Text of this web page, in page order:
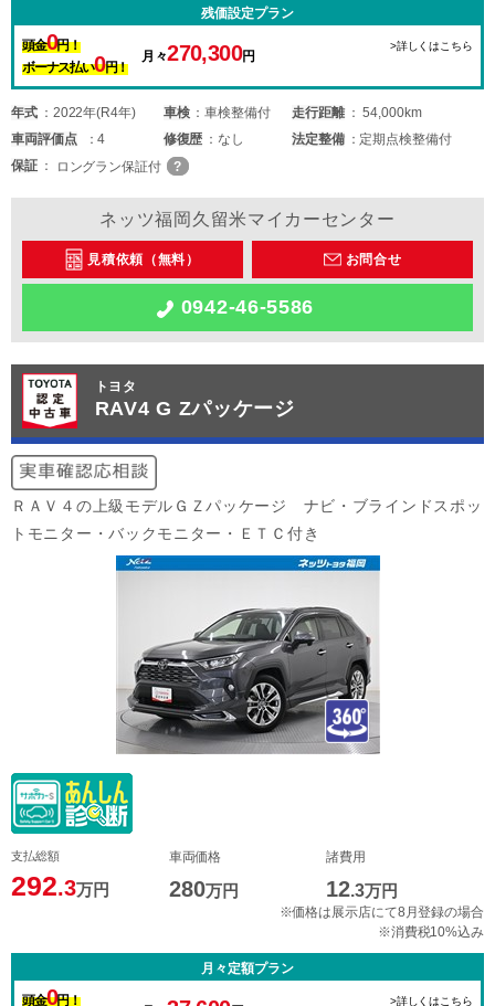
残価設定プラン
頭金0円！
ボーナス払い0円！
月々270,300円
>詳しくはこちら
年式 2022年(R4年) 車検 車検整備付 走行距離
54,000km
車両評価点 4 修復歴 なし 法定整備
定期点検整備付
保証
ロングラン保証付
ネッツ福岡久留米マイカーセンター
見積依頼（無料） お問合せ
0942-46-5586
トヨタ
RAV4 G Zパッケージ
ＲＡＶ４の上級モデルＧＺパッケージ ナビ・ブラインドスポッ
トモニター・バックモニター・ＥＴＣ付き
支払総額
292.3万円
車両価格
280万円
諸費用
12.3万円
※価格は展示店にて8月登録の場合
※消費税10%込み
月々定額プラン
頭金0円！ >詳しくはこちら